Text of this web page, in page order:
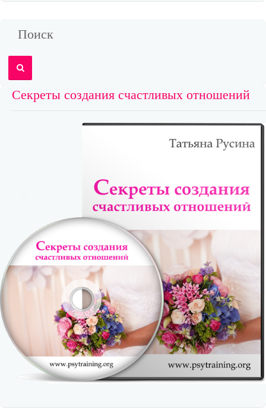
Поиск
Секреты создания счастливых отношений